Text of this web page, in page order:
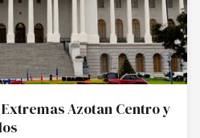
Azotan Centro y